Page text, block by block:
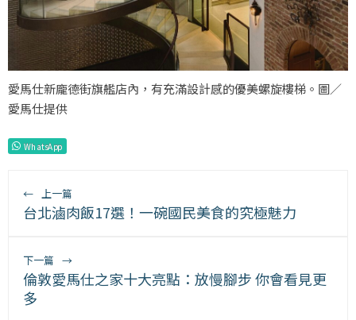
愛馬仕新龐德街旗艦店內，有充滿設計感的優美螺旋樓梯。圖／
愛馬仕提供
WhatsApp
← 上一篇
台北滷肉飯17選！一碗國民美食的究極魅力
下一篇 →
倫敦愛馬仕之家十大亮點：放慢腳步 你會看見更
多